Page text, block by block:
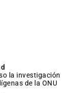
la investigación
de la ONU